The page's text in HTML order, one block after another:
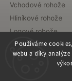
Používáme
webu a díky
Vchodové rohože
Hliníkové rohože
Logové rohože
Gastro rohože
Dezinfekční rohože